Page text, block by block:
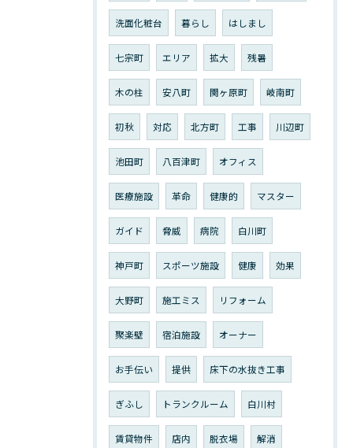
洗面化粧台 暮らし はしまし
七宗町 エリア 拡大 残暑
木の柱 安八町 関ヶ原町 岐南町
初秋 対応 北方町 工事 川辺町
池田町 八百津町 オフィス
医療施設 革命 健康的 マスター
ガイド 脅威 病院 白川町
神戸町 スポーツ施設 健康 効果
大野町 施工ミス リフォーム
聚楽壁 宿泊施設 オーナー
お手伝い 提供 床下の水抜き工事
ぎふし トランクルーム 白川村
賃貸物件 店内 脱衣場 解消